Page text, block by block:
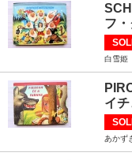
フ
白雪姫
イ
あかず